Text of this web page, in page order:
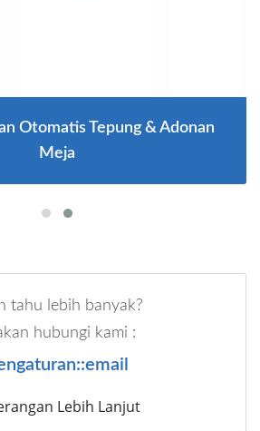
Otomatis Tepung & Adonan
Meja
tahu lebih banyak?
hubungi kami :
Lebih Lanjut